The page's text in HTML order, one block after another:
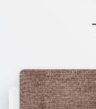
06 ЖАККАРД